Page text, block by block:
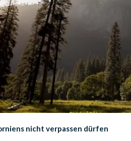
nicht verpassen dürfen